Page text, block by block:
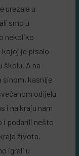
urezala u
smo u
nekoliko
kojoj je pisalo
školu. A na
sinom, kasnije
odijelu
i na kraju nam
i podarili nešto
života.
igrali u